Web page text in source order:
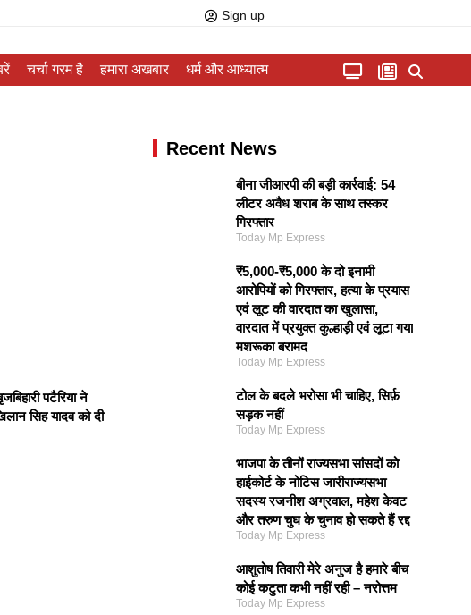
Sign up
चर्चा गरम है हमारा अखबार धर्म और आध्यात्म
पटैरिया ने
सिह यादव को दी
Recent News
बीना जीआरपी की बड़ी कार्रवाई: 54
लीटर अवैध शराब के साथ तस्कर
गिरफ्तार
Today Mp Express
₹5,000-₹5,000 के दो इनामी
आरोपियों को गिरफ्तार, हत्या के प्रयास
एवं लूट की वारदात का खुलासा,
वारदात में प्रयुक्त कुल्हाड़ी एवं लूटा गया
मशरूका बरामद
Today Mp Express
टोल के बदले भरोसा भी चाहिए, सिर्फ़
सड़क नहीं
Today Mp Express
भाजपा के तीनों राज्यसभा सांसदों को
हाईकोर्ट के नोटिस जारीराज्यसभा
सदस्य रजनीश अग्रवाल, महेश केवट
और तरुण चुघ के चुनाव हो सकते हैं रद्द
Today Mp Express
आशुतोष तिवारी मेरे अनुज है हमारे बीच
कोई कटुता कभी नहीं रही – नरोत्तम
Today Mp Express